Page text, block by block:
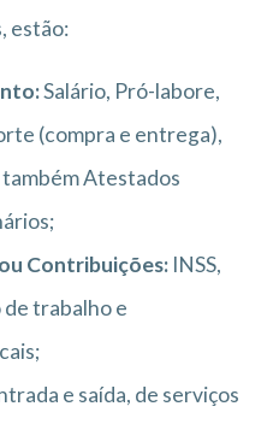
estão:
Salário, Pró-labore,
(compra e entrega),
Atestados
Contribuições: INSS,
de trabalho e
e saída, de serviços